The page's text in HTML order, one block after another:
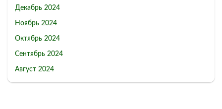
Декабрь 2024
Ноябрь 2024
Октябрь 2024
Сентябрь 2024
Август 2024